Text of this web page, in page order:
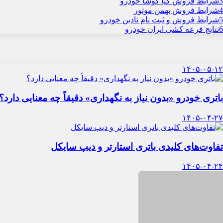
4شرایط فروش بهمن موتور
5شرایط فروش و ثبت نام نادین خودرو
6نتایج قرعه کشی ایران خودرو
۱۴۰۵-۰۵-۱۲
باتری خودرو «بدون نیاز به نگهداری» دقیقاً چه معنایی دارد؟
۱۴۰۵-۰۴-۲۷
تفاوت‌های کلیدی باتری استارتر و دیپ سایکل
۱۴۰۵-۰۴-۲۴